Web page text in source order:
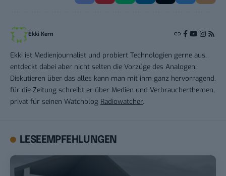
Ekki Kern
Ekki ist Medienjournalist und probiert Technologien gerne aus,
entdeckt dabei aber nicht selten die Vorzüge des Analogen.
Diskutieren über das alles kann man mit ihm ganz hervorragend,
für die Zeitung schreibt er über Medien und Verbraucherthemen,
privat für seinen Watchblog Radiowatcher.
LESEEMPFEHLUNGEN